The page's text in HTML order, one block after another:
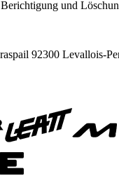
und
92300 Levallois-